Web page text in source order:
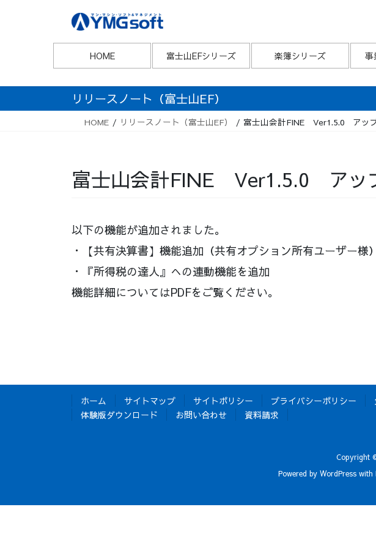
HOME 富士山EFシリーズ 楽簿シリーズ 事
リリースノート（富士山EF）
HOME リリースノート（富士山EF） 富士山会計FINE Ver1.5.0 アッ
富士山会計FINE Ver1.5.0 アッ
以下の機能が追加されました。
・【共有決算書】機能追加（共有オプション所有ユーザー様）
・『所得税の達人』への連動機能を追加
機能詳細についてはPDFをご覧ください。
ホーム サイトマップ サイトポリシー プライバシーポリシー
体験版ダウンロード
お問い合わせ 資料請求
Copyright
Powered by WordPress with